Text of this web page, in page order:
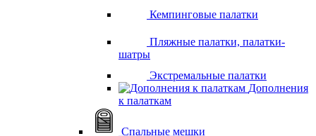
Кемпинговые палатки
Пляжные палатки, палатки-
шатры
Экстремальные палатки
Дополнения
к палаткам
Спальные мешки